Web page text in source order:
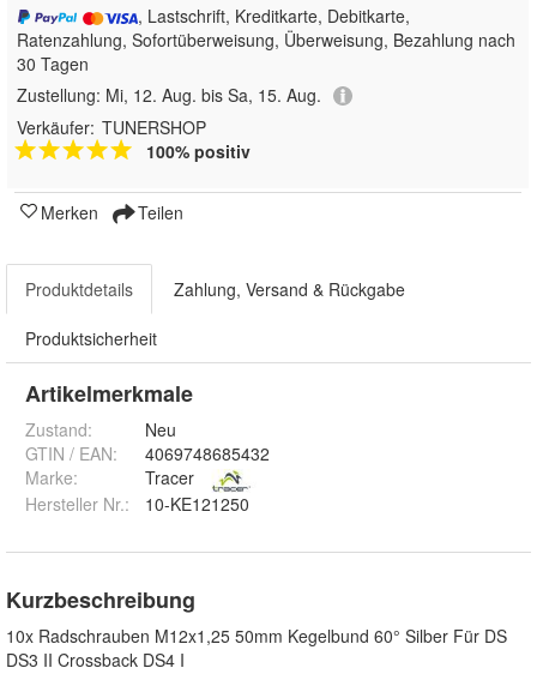
, Lastschrift, Kreditkarte, Debitkarte,
Ratenzahlung, Sofortüberweisung, Überweisung, Bezahlung nach
30 Tagen
Zustellung: Mi, 12. Aug. bis Sa, 15. Aug.
Verkäufer: TUNERSHOP
100% positiv
Merken Teilen
Produktdetails Zahlung, Versand & Rückgabe
Produktsicherheit
Artikelmerkmale
Zustand:
Neu
GTIN / EAN:
4069748685432
Marke:
Tracer
Hersteller Nr.:
10-KE121250
Kurzbeschreibung
10x Radschrauben M12x1,25 50mm Kegelbund 60° Silber Für DS
DS3 II Crossback DS4 I